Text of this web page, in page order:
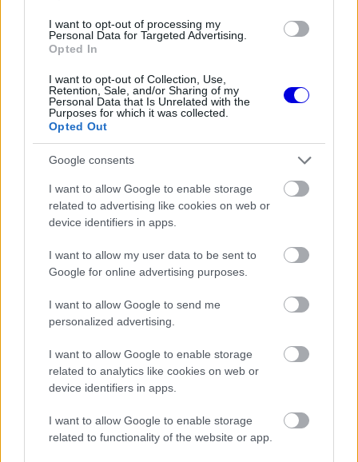
I want to opt-out of processing my
Personal Data for Targeted Advertising.
Opted In
I want to opt-out of Collection, Use,
Retention, Sale, and/or Sharing of my
Personal Data that Is Unrelated with the
Purposes for which it was collected.
Opted Out
Google consents
I want to allow Google to enable storage
related to advertising like cookies on web or
device identifiers in apps.
I want to allow my user data to be sent to
Google for online advertising purposes.
I want to allow Google to send me
personalized advertising.
I want to allow Google to enable storage
related to analytics like cookies on web or
device identifiers in apps.
I want to allow Google to enable storage
related to functionality of the website or app.
Megdöbbentő okok miatt nem
beszélhet a távozásáról Helmut
Marko
pohárba Fernando Alonso jövőjéről
FORMA-1
Meggondolta magát a McLaren
Max Verstappen átigazolásával
kapcsolatban
Zak Brown, aMcLarencsapatfőnöke, aki az
utóbbi másfél évben többször is összetűzésbe
került Hornerrel, most a Bloombergnek
riválisáról.